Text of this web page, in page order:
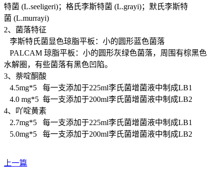
特菌 (L.seeligeri)；格氏李斯特菌 (L.grayi)；默氏李斯特
菌 (L.murrayi)
2、菌落特征
李斯特氏菌显色琼脂平板：小的圆形蓝色菌落
PALCAM 琼脂平板：小的圆形灰绿色菌落，周围有棕黑色
水解圈，有些菌落有黑色凹陷。
3、萘啶酮酸
4.5mg*5 每一支添加于225ml李氏菌增菌液中制成LB1
4.0 mg*5 每一支添加于200ml李氏菌增菌液中制成LB2
4、吖啶黄素
2.7mg*5 每一支添加于225ml李氏菌增菌液中制成LB1
5.0mg*5 每一支添加于200ml李氏菌增菌液中制成LB2
上一篇